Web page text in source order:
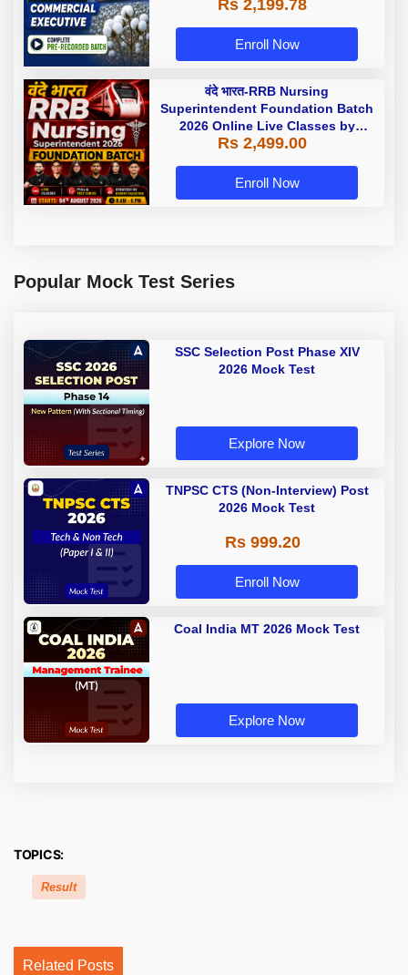
With Test Series By Adda247
Rs 2,199.78
Enroll Now
वंदे भारत-RRB Nursing
Superintendent Foundation Batch
2026 Online Live Classes by
Adda247
Rs 2,499.00
Enroll Now
Popular Mock Test Series
SSC Selection Post Phase XIV
2026 Mock Test
Explore Now
TNPSC CTS (Non-Interview) Post
2026 Mock Test
Rs 999.20
Enroll Now
Coal India MT 2026 Mock Test
Explore Now
TOPICS:
Result
Related Posts